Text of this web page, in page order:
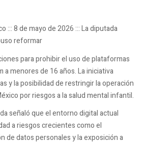
::: 8 de mayo de 2026 ::: La diputada
reformar
para prohibir el uso de plataformas
a menores de 16 años. La iniciativa
y la posibilidad de restringir la operación
por riesgos a la salud mental infantil.
señaló que el entorno digital actual
a riesgos crecientes como el
de datos personales y la exposición a